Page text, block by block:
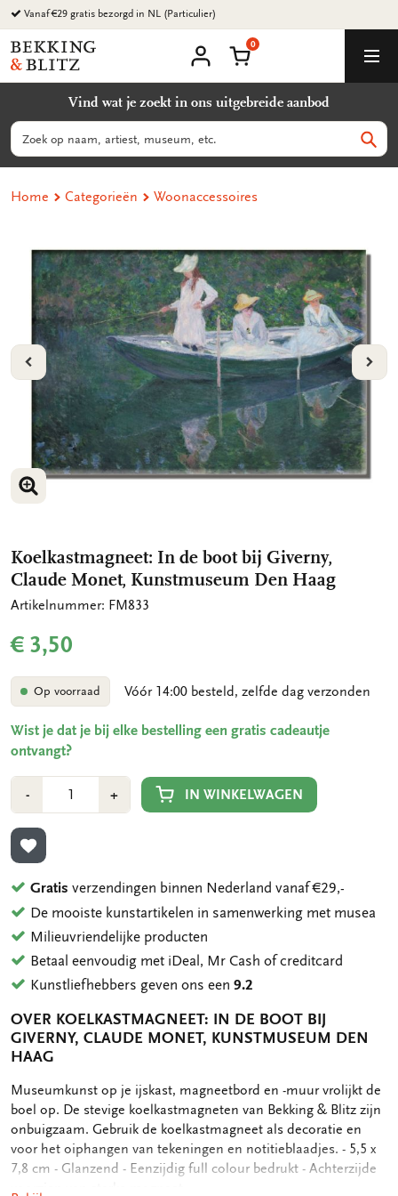
Ga
naar
content
Vanaf €29 gratis bezorgd in NL (Particulier)
Bekking
&
B.V.
account
Winkelmand
0
Vind wat je zoekt in ons uitgebreide aanbod
Zoeken
Home Categorieën Woonaccessoires
VORIGE
VERGROOT AFBEELDING
VERGROOT AFBEELDING
Koelkastmagneet: In de boot bij Giverny,
Claude Monet, Kunstmuseum Den Haag
Artikelnummer: FM833
€ 3,50
Op voorraad Vóór 14:00 besteld, zelfde dag verzonden
Wist je dat je bij elke bestelling een gratis cadeautje
ontvangt?
-Min
1
+Plus
1
IN WINKELWAGEN
TOEVOEGEN AAN VERLANGLIJST
Gratis verzendingen binnen Nederland vanaf €29,-
De mooiste kunstartikelen in samenwerking met musea
Milieuvriendelijke producten
Betaal eenvoudig met iDeal, Mr Cash of creditcard
Kunstliefhebbers geven ons een9.2
OVER KOELKASTMAGNEET: IN DE BOOT BIJ
GIVERNY, CLAUDE MONET, KUNSTMUSEUM DEN
HAAG
OMSCHRIJVING
Museumkunst op je ijskast, magneetbord en -muur vrolijkt de
boel op. De stevige koelkastmagneten van Bekking & Blitz zijn
onbuigzaam. Gebruik de koelkastmagneet als decoratie en
voor het oiphangen van tekeningen en notitieblaadjes. - 5,5 x
7,8 cm - Glanzend - Eenzijdig full colour bedrukt - Achterzijde